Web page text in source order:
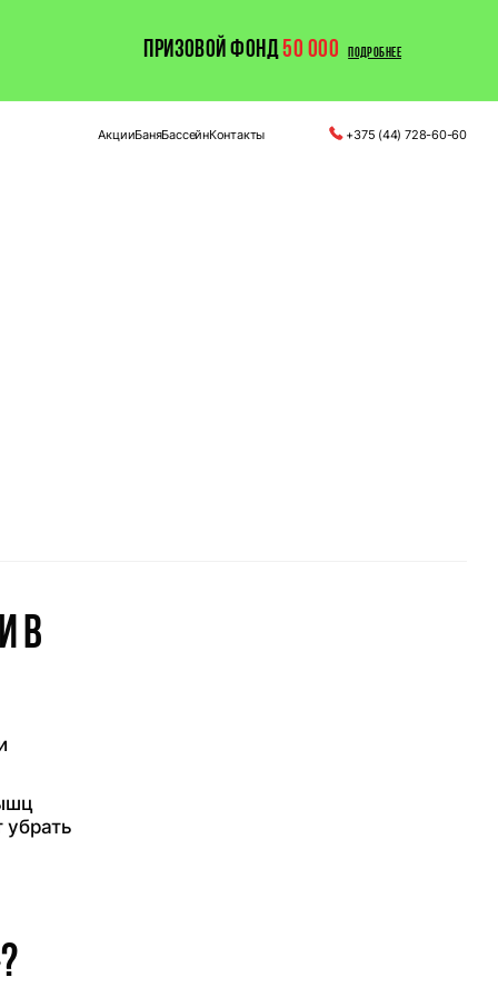
ПРИЗОВОЙ ФОНД50 000 ПОДРОБНЕЕ
АкцииБаняБассейнКонтакты +375 (44) 728-60-60
в